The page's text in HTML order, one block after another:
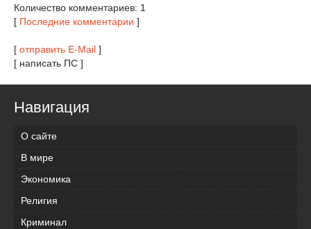
Количество комментариев: 1
[ Последние комментарии ]
[ отправить E-Mail ]
[ написать ПС ]
Навигация
О сайте
В мире
Экономика
Религия
Криминал